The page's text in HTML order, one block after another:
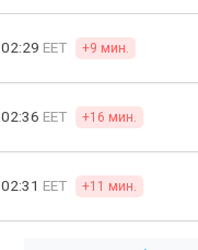
02:29 EET +9 мин.
02:36 EET +16 мин.
02:31 EET +11 мин.